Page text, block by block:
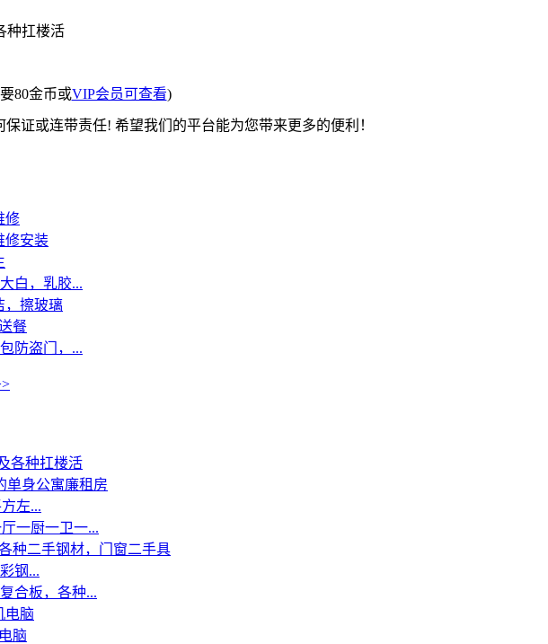
种扛楼活
80金币或VIP会员可查看)
证或连带责任! 希望我们的平台能为您带来更多的便利！
修
修安装
白，乳胶...
，擦玻璃
餐
防盗门，...
各种扛楼活
左...
一厨一卫一...
钢...
合板，各种...
脑